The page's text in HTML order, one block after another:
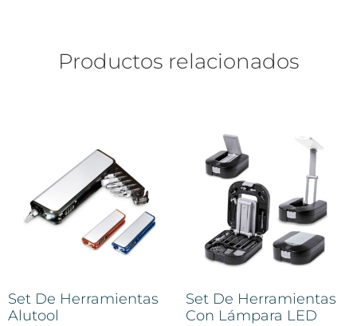
Productos relacionados
Set De Herramientas
Alutool
Set De Herramientas
Con Lámpara LED